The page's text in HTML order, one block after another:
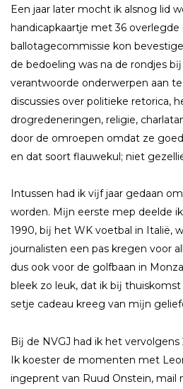
Een jaar later mocht ik alsnog lid
handicapkaartje met 36 overlegde
ballotagecommissie kon
de bedoeling was na de rondjes
verantwoorde onderwerpen aan
discussies over politieke retorica,
drogredeneringen, religie,
door de omroepen omdat ze
en dat soort flauwekul; niet
Intussen had ik vĳf jaar gedaan
worden. Mĳn eerste mep deelde
1990, bĳ het WK voetbal in Italië,
journalisten een pas kregen voor
dus ook voor de golfbaan in
bleek zo leuk, dat ik bĳ
setje cadeau kreeg van mĳn
Bĳ de NVGJ had ik het vervolgens
Ik koester de momenten met
ingeprent van Ruud Onstein, mail